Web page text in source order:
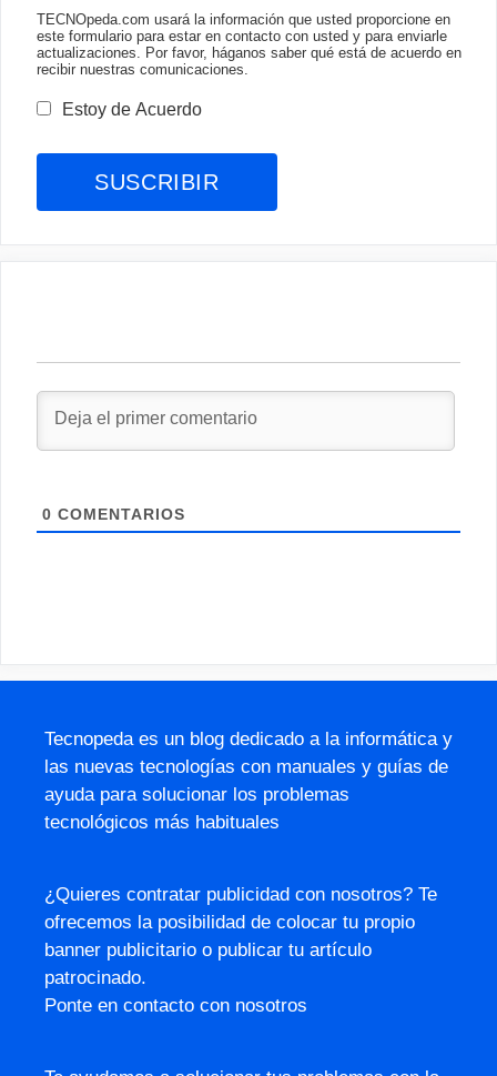
TECNOpeda.com usará la información que usted proporcione en
este formulario para estar en contacto con usted y para enviarle
actualizaciones. Por favor, háganos saber qué está de acuerdo en
recibir nuestras comunicaciones.
Estoy de Acuerdo
0 COMENTARIOS
Tecnopeda es un blog dedicado a la informática y
las nuevas tecnologías con manuales y guías de
ayuda para solucionar los problemas
tecnológicos más habituales
¿Quieres contratar publicidad con nosotros? Te
ofrecemos la posibilidad de colocar tu propio
banner publicitario o publicar tu artículo
patrocinado.
Ponte en contacto con nosotros